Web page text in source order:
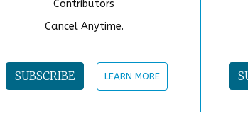
Contributors
Cancel Anytime.
SUBSCRIBE LEARN MORE